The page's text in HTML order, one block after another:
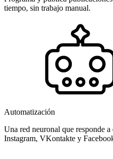
tiempo, sin trabajo manual.
Automatización
Una red neuronal que responde
Instagram, VKontakte y